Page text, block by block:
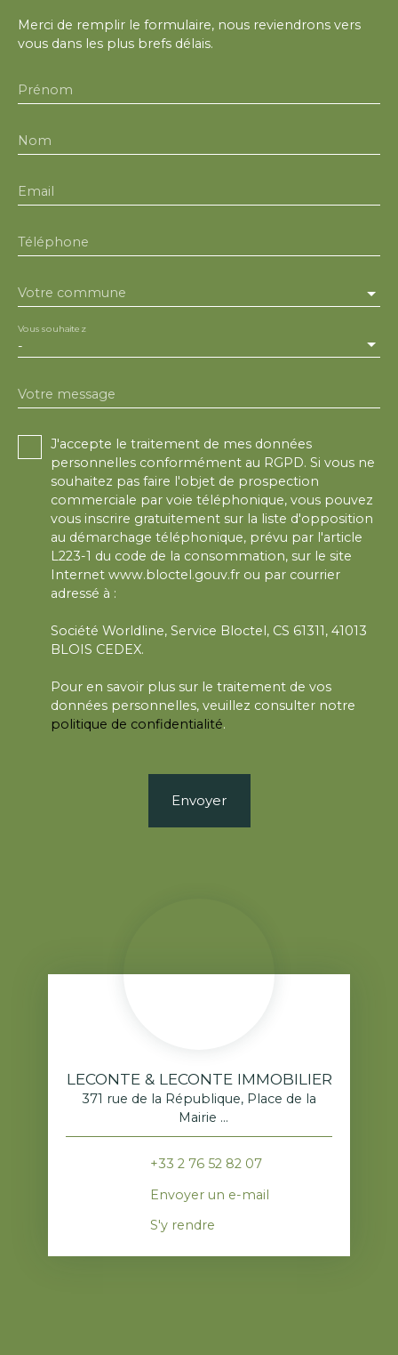
Merci de remplir le formulaire, nous reviendrons vers
vous dans les plus brefs délais.
Prénom
Nom
Email
Téléphone
Votre commune
-
Vous souhaitez
Votre message
J'accepte le traitement de mes données
personnelles conformément au RGPD. Si vous ne
souhaitez pas faire l'objet de prospection
commerciale par voie téléphonique, vous pouvez
vous inscrire gratuitement sur la liste d'opposition
au démarchage téléphonique, prévu par l'article
L223-1 du code de la consommation, sur le site
Internet www.bloctel.gouv.fr ou par courrier
adressé à :
Société Worldline, Service Bloctel, CS 61311, 41013
BLOIS CEDEX.
Pour en savoir plus sur le traitement de vos
données personnelles, veuillez consulter notre
politique de confidentialité.
Envoyer
LECONTE & LECONTE IMMOBILIER
371 rue de la République, Place de la
Mairie
76520 Franqueville-Saint-Pierre
+33 2 76 52 82 07
Envoyer un e-mail
S'y rendre